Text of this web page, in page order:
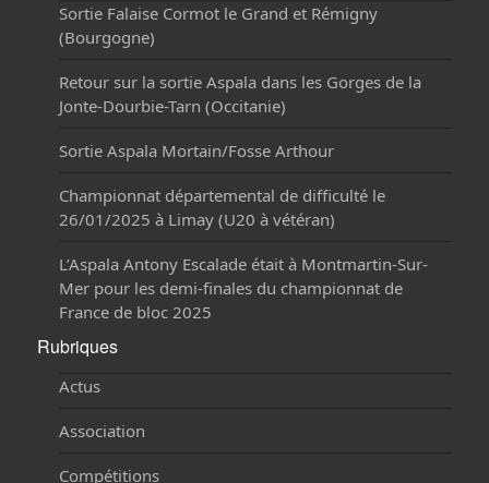
Sortie Falaise Cormot le Grand et Rémigny
(Bourgogne)
Retour sur la sortie Aspala dans les Gorges de la
Jonte-Dourbie-Tarn (Occitanie)
Sortie Aspala Mortain/Fosse Arthour
Championnat départemental de difficulté le
26/01/2025 à Limay (U20 à vétéran)
L’Aspala Antony Escalade était à Montmartin-Sur-
Mer pour les demi-finales du championnat de
France de bloc 2025
Rubriques
Actus
Association
Compétitions